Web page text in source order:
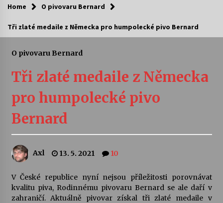
Kam za kulturou?
Sukuba Ensemble
kapkou
30. 7. 2026
Veselí muzikanti
Pozvánka na integrační festival Quijotova
šedesátka: 28. 7.–1. 8. 2026
28. 7. 2026
Home O pivovaru Bernard
Tři zlaté medaile z Německa pro humpolecké pivo Bernard
O pivovaru Bernard
Tři zlaté medaile z Německa
pro humpolecké pivo
Bernard
Axl 13. 5. 2021 10
V České republice nyní nejsou příležitosti porovnávat
kvalitu piva, Rodinnému pivovaru Bernard se ale daří v
zahraničí. Aktuálně pivovar získal tři zlaté medaile v